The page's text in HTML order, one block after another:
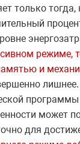
только
режиме,
и
лишнее.
может
для